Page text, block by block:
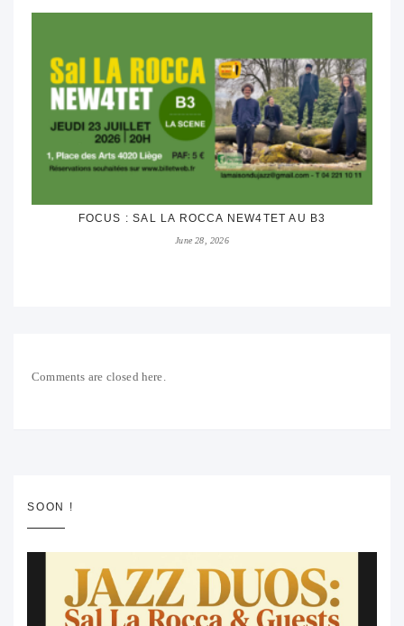
FOCUS : SAL LA ROCCA NEW4TET AU B3
June 28, 2026
Comments are closed here.
SOON !